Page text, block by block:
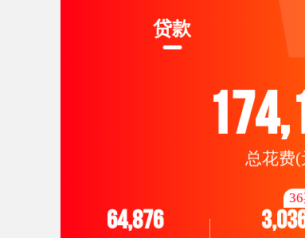
贷款
总花费(
64,876